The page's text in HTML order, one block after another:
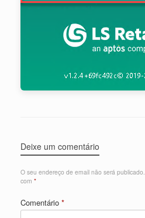
Deixe um comentário
O seu endereço de email não será publicado.
com *
Comentário *